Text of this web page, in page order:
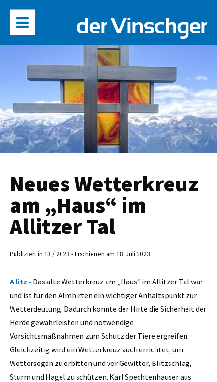
Neues Wetterkreuz
am „Haus“ im
Allitzer Tal
Publiziert in 13 / 2023 - Erschienen am 18. Juli 2023
Allitz - Das alte Wetterkreuz am „Haus“ im Allitzer Tal war
und ist für den Almhirten ein wichtiger Anhaltspunkt zur
Wetterdeutung. Dadurch konnte der Hirte die Sicherheit der
Herde gewährleisten und notwendige
Vorsichtsmaßnahmen zum Schutz der Tiere ergreifen.
Gleichzeitig wird ein Wetterkreuz auch errichtet, um
Wettersegen zu erbitten und vor Gewitter, Blitzschlag,
Sturm und Hagel zu schützen. Karl Spechtenhauser aus